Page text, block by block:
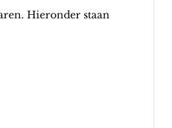
Hieronder staan